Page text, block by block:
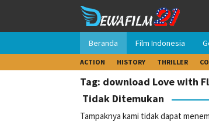
konten
Beranda Film Indonesia
ACTION HISTORY THRILLER
Tag: download Love with
Tidak Ditemukan
Tampaknya kami tidak dapat